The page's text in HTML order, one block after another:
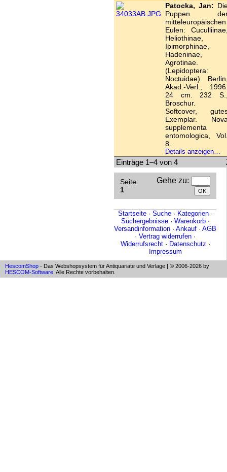
Patocka, Jan:
Puppen
mitteleuropäischen
Eulen:
Heliothinae,
Ipimorphinae,
Hadeninae,
Agrotinae.
(Lepidoptera:
Noctuidae).
Akad.-Verl.,
24 cm. 232
Broschur.
Softcover,
Exemplar.
supplementa
entomologica,
8.
Details anzeigen…
Einträge 1–4 von 4
Seite:
1
Gehe zu:
Startseite· Suche· Kategorien·
Suchergebnisse· Warenkorb·
Versandinformation · Ankauf · AGB
· Vertrag widerrufen ·
Widerrufsrecht· Datenschutz ·
Impressum
HescomShop - Das Webshopsystem für Antiquariate und Verlage | © 2006-2026 by
HESCOM-Software . Alle Rechte vorbehalten.